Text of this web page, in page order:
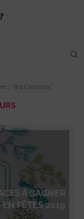
: "Jeu Concours"
À GAGNER
FÊTES 2019